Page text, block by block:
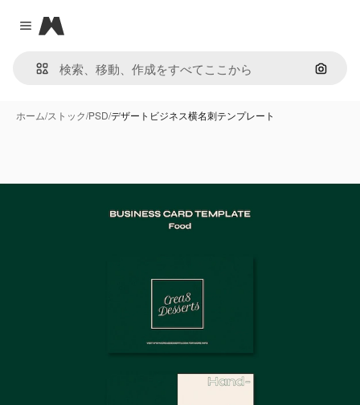
Close menu
Magnific
画像で
ホーム/ストック/PSD/デザートビジネス横名刺テンプレート